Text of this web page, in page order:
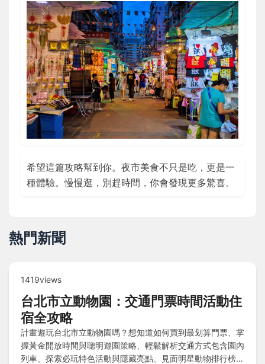
希望這篇攻略幫到你。夜市美食不只是吃，更是一
種體驗。慢慢逛，別趕時間，你會發現更多驚喜。
熱門新聞
1419views
台北市立動物園：交通門票時間活動住
宿全攻略
計畫遊玩台北市立動物園嗎？想知道如何買到最划算門票、掌
握黃金開放時間與聰明遊園策略、輕鬆解析交通方式包含園內
列車、探索必玩特色活動與隱藏亮點、見面明星動物排行榜、